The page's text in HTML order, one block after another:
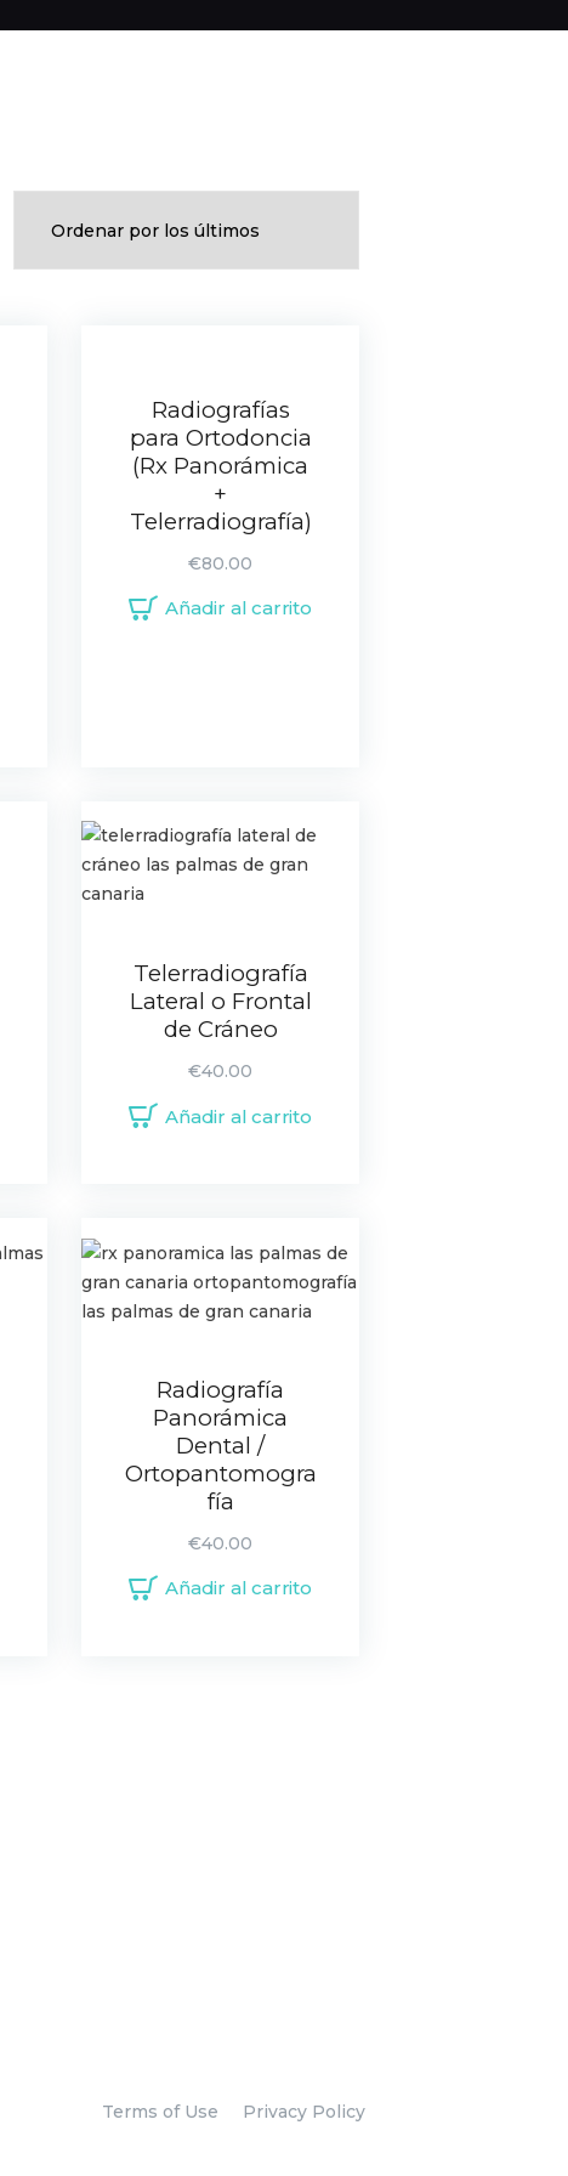
Radiografías
para Ortodoncia
(Rx Panorámica
+
Telerradiografía)
€80.00
Añadir al carrito
Telerradiografía
Lateral o Frontal
de Cráneo
€40.00
Añadir al carrito
Radiografía
Panorámica
Dental /
Ortopantomogra
fía
€40.00
Añadir al carrito
Terms of Use Privacy Policy